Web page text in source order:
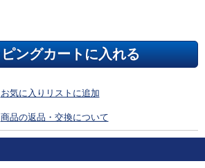
お気に入りリストに追加
商品の返品・交換について